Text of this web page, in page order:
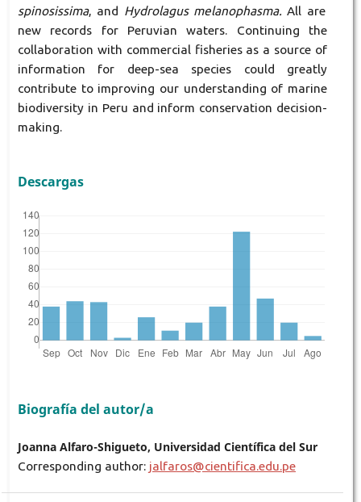
spinosissima, and Hydrolagus melanophasma.All are
new records for Peruvian waters. Continuing the
collaboration with commercial fisheries as a source of
information for deep-sea species could greatly
contribute to improving our understanding of marine
biodiversity in Peru and inform conservation decision-
making.
Descargas
Biografía del autor/a
Joanna Alfaro-Shigueto, Universidad Científica del Sur
Corresponding author: jalfaros@cientifica.edu.pe